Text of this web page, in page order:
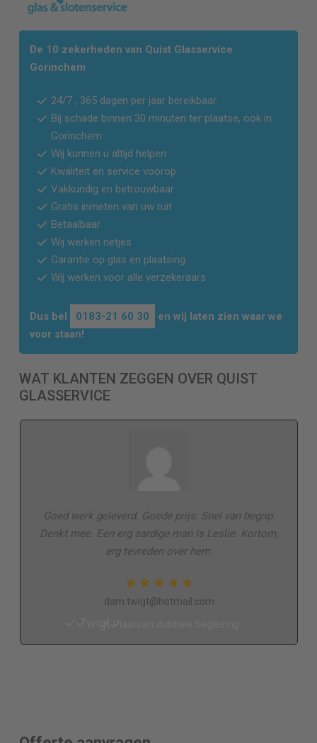
De 10 zekerheden van Quist Glasservice
Gorinchem
24/7 , 365 dagen per jaar bereikbaar
Bij schade binnen 30 minuten ter plaatse, ook in
Gorinchem
Wij kunnen u altijd helpen
Kwaliteit en service voorop
Vakkundig en betrouwbaar
Gratis inmeten van uw ruit
Betaalbaar
Wij werken netjes
Garantie op glas en plaatsing
Wij werken voor alle verzekeraars
Dus bel 0183-21 60 30
en wij laten zien waar we
voor staan!
WAT KLANTEN ZEGGEN OVER QUIST
GLASSERVICE
Goed werk geleverd. Goede prijs. Snel van begrip.
Denkt mee. Een erg aardige man is Leslie. Kortom,
erg tevreden over hem.
dam.twigt@hotmail.com